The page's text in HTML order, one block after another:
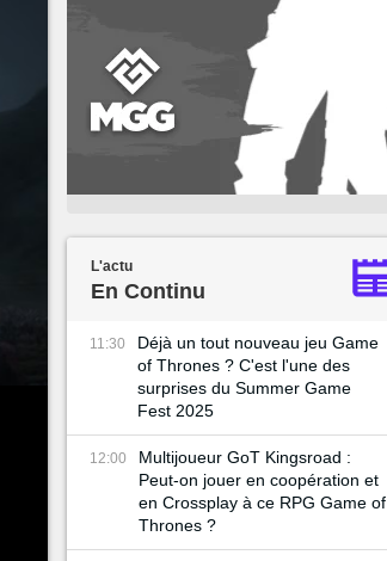
L'actu
En Continu
11:30
Déjà un tout nouveau jeu Game
of Thrones ? C'est l'une des
surprises du Summer Game
Fest 2025
12:00
Multijoueur GoT Kingsroad :
Peut-on jouer en coopération et
en Crossplay à ce RPG Game of
Thrones ?